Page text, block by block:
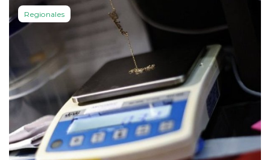
Regionales